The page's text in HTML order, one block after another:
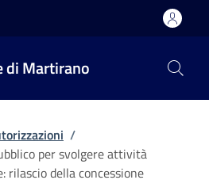
di Martirano
/
per svolgere attività
della concessione